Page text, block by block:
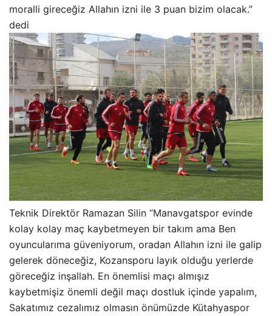
moralli gireceğiz Allahın izni ile 3 puan bizim olacak.”
dedi
Teknik Direktör Ramazan Silin “Manavgatspor evinde
kolay kolay maç kaybetmeyen bir takım ama Ben
oyuncularıma güveniyorum, oradan Allahın izni ile galip
gelerek döneceğiz, Kozansporu layık olduğu yerlerde
göreceğiz inşallah. En önemlisi maçı almışız
kaybetmişiz önemli değil maçı dostluk içinde yapalım,
Sakatımız cezalımız olmasın önümüzde Kütahyaspor